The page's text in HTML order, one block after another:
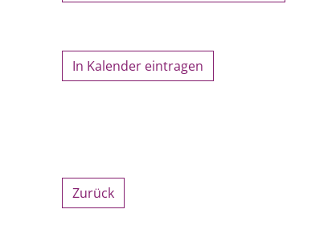
In Kalender eintragen
Zurück